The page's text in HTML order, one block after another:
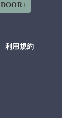
利用規約